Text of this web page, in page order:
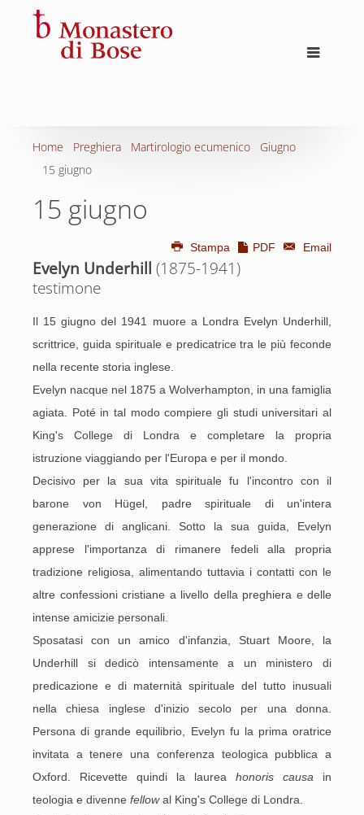
Home Preghiera Martirologio ecumenico
Giugno
15 giugno
15 giugno
Stampa PDF Email
Evelyn Underhill (1875-1941)
testimone
Il 15 giugno del 1941 muore a Londra Evelyn Underhill,
scrittrice, guida spirituale e predicatrice tra le più feconde
nella recente storia inglese.
Evelyn nacque nel 1875 a Wolverhampton, in una famiglia
agiata. Poté in tal modo compiere gli studi universitari al
King's College di Londra e completare la propria
istruzione viaggiando per l'Europa e per il mondo.
Decisivo per la sua vita spirituale fu l'incontro con il
barone von Hügel, padre spirituale di un'intera
generazione di anglicani. Sotto la sua guida, Evelyn
apprese l'importanza di rimanere fedeli alla propria
tradizione religiosa, alimentando tuttavia i contatti con le
altre confessioni cristiane a livello della preghiera e delle
intense amicizie personali.
Sposatasi con un amico d'infanzia, Stuart Moore, la
Underhill si dedicò intensamente a un ministero di
predicazione e di maternità spirituale del tutto inusuali
nella chiesa inglese d'inizio secolo per una donna.
Persona di grande equilibrio, Evelyn fu la prima oratrice
invitata a tenere una conferenza teologica pubblica a
Oxford. Ricevette quindi la laurea honoris causa in
teologia e divenne fellowal King's College di Londra.